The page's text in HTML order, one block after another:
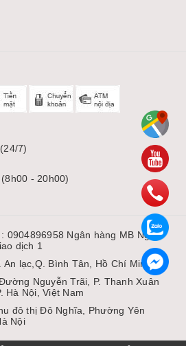
7)
- 20h00)
0904896958 Ngân hàng MB Ngân
dịch 1
An lạc,Q. Bình Tân, Hồ Chí Minh
Nguyễn Trãi, P. Thanh Xuân
Hà Nội, Việt Nam
đô thị Đô Nghĩa, Phường Yên
Nội